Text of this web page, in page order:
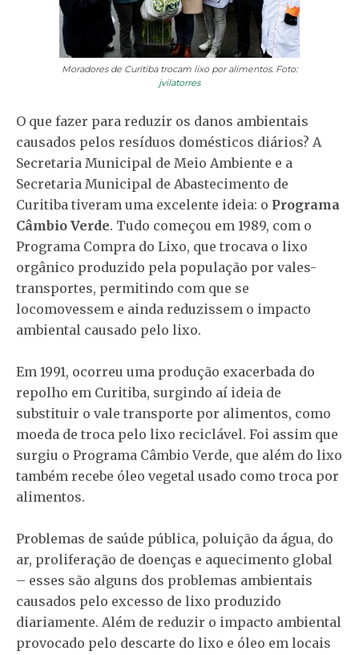
Moradores de Curitiba trocam lixo por alimentos. Foto:
jvilatorres
O que fazer para reduzir os danos ambientais
causados pelos resíduos domésticos diários? A
Secretaria Municipal de Meio Ambiente e a
Secretaria Municipal de Abastecimento de
Curitiba tiveram uma excelente ideia: o Programa
Câmbio Verde. Tudo começou em 1989, com o
Programa Compra do Lixo, que trocava o lixo
orgânico produzido pela população por vales-
transportes, permitindo com que se
locomovessem e ainda reduzissem o impacto
ambiental causado pelo lixo.
Em 1991, ocorreu uma produção exacerbada do
repolho em Curitiba, surgindo aí ideia de
substituir o vale transporte por alimentos, como
moeda de troca pelo lixo reciclável. Foi assim que
surgiu o Programa Câmbio Verde, que além do lixo
também recebe óleo vegetal usado como troca por
alimentos.
Problemas de saúde pública, poluição da água, do
ar, proliferação de doenças e aquecimento global
– esses são alguns dos problemas ambientais
causados pelo excesso de lixo produzido
diariamente. Além de reduzir o impacto ambiental
provocado pelo descarte do lixo e óleo em locais